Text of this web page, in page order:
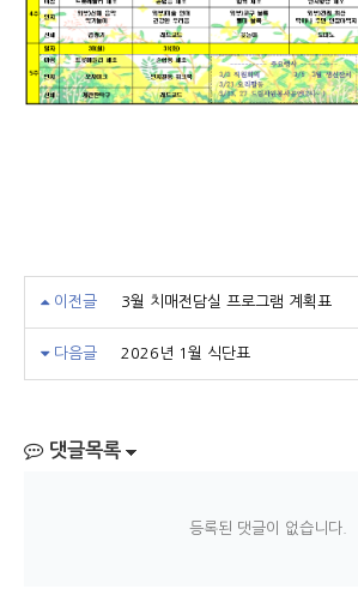
이전글 3월 치매전담실 프로그램 계획표
다음글 2026년 1월 식단표
댓글목록
등록된 댓글이 없습니다.